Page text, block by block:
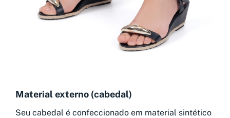
Material externo (cabedal)
Seu cabedal é confeccionado em material sintético